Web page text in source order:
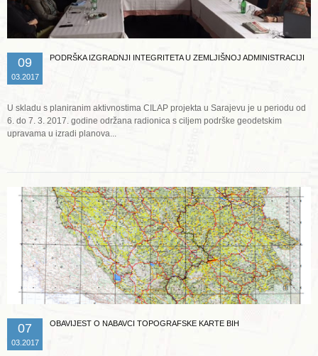
09
03.2017
PODRŠKA IZGRADNJI INTEGRITETA U ZEMLJIŠNOJ ADMINISTRACIJI
U skladu s planiranim aktivnostima CILAP projekta u Sarajevu je u periodu od
6. do 7. 3. 2017. godine održana radionica s ciljem podrške geodetskim
upravama u izradi planova...
07
03.2017
OBAVIJEST O NABAVCI TOPOGRAFSKE KARTE BIH